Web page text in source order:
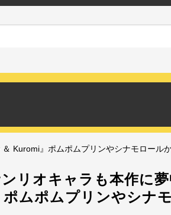
Kuromi』ポムポムプリンやシナモロール
リオキャラも本作に夢
ムポムプリンやシナ